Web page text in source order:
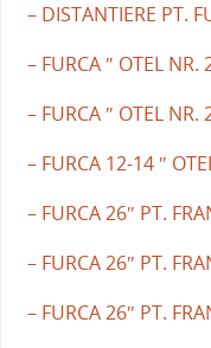
– DISTANTIERE PT.
– FURCA ″ OTEL NR.
– FURCA ″ OTEL NR.
– FURCA 12-14 ″
– FURCA 26″ PT.
– FURCA 26″ PT.
– FURCA 26″ PT.